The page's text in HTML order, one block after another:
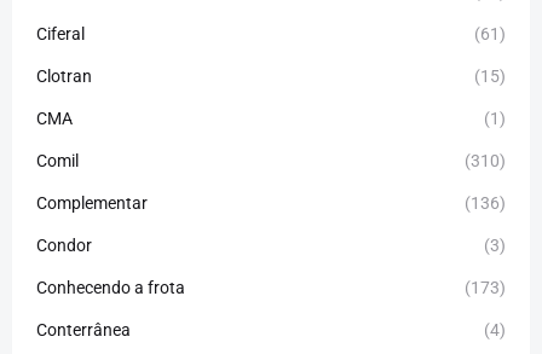
Ciferal (61)
Clotran (15)
CMA (1)
Comil (310)
Complementar (136)
Condor (3)
Conhecendo a frota (173)
Conterrânea (4)